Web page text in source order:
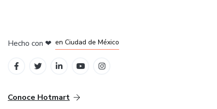
Hecho con ❤ en Ciudad de México
Conoce Hotmart